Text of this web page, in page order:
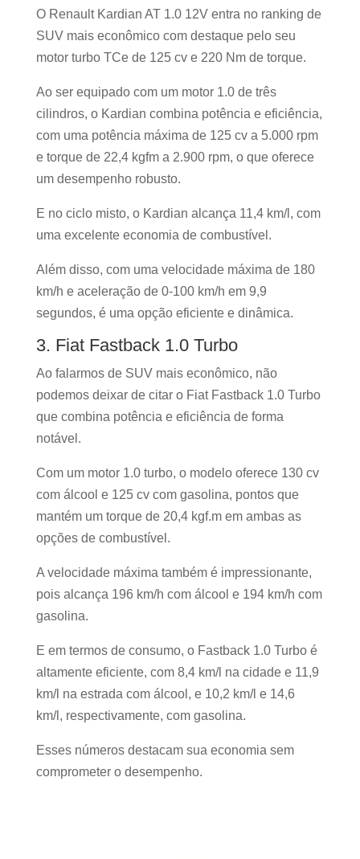
O Renault Kardian AT 1.0 12V entra no ranking de
SUV mais econômico com destaque pelo seu
motor turbo TCe de 125 cv e 220 Nm de torque.
Ao ser equipado com um motor 1.0 de três
cilindros, o Kardian combina potência e eficiência,
com uma potência máxima de 125 cv a 5.000 rpm
e torque de 22,4 kgfm a 2.900 rpm, o que oferece
um desempenho robusto.
E no ciclo misto, o Kardian alcança 11,4 km/l, com
uma excelente economia de combustível.
Além disso, com uma velocidade máxima de 180
km/h e aceleração de 0-100 km/h em 9,9
segundos, é uma opção eficiente e dinâmica.
3. Fiat Fastback 1.0 Turbo
Ao falarmos de SUV mais econômico, não
podemos deixar de citar o Fiat Fastback 1.0 Turbo
que combina potência e eficiência de forma
notável.
Com um motor 1.0 turbo, o modelo oferece 130 cv
com álcool e 125 cv com gasolina, pontos que
mantém um torque de 20,4 kgf.m em ambas as
opções de combustível.
A velocidade máxima também é impressionante,
pois alcança 196 km/h com álcool e 194 km/h com
gasolina.
E em termos de consumo, o Fastback 1.0 Turbo é
altamente eficiente, com 8,4 km/l na cidade e 11,9
km/l na estrada com álcool, e 10,2 km/l e 14,6
km/l, respectivamente, com gasolina.
Esses números destacam sua economia sem
comprometer o desempenho.